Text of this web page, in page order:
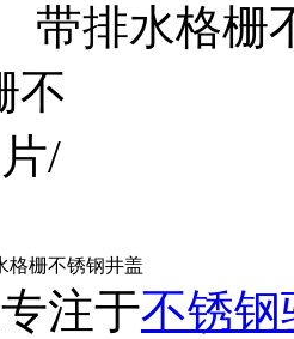
带排水格栅
格栅不锈钢井盖
注于不锈钢